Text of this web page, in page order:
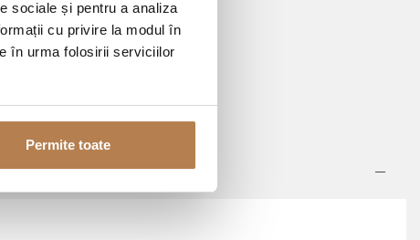
sociale și pentru a analiza
cu privire la modul în
în urma folosirii serviciilor
Permite toate